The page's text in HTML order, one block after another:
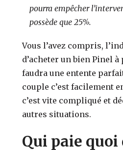
pourra empêcher
possède que 25%.
Vous l’avez compris,
d’acheter un bien Pinel
faudra une entente
couple c’est facilement
c’est vite compliqué et
autres situations.
Qui paie